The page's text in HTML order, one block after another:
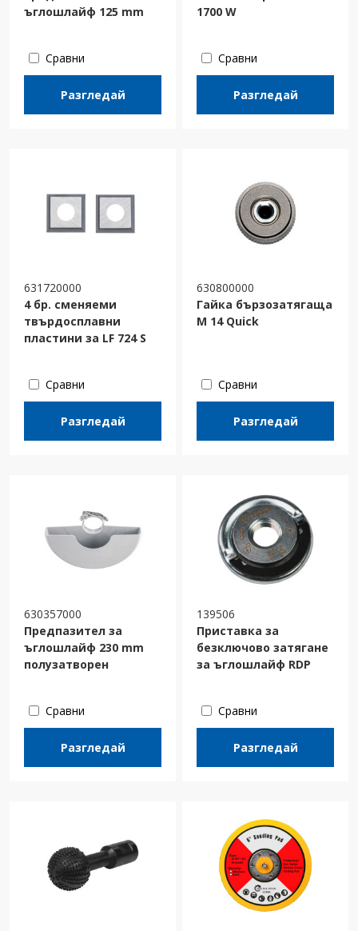
ъглошлайф 125 mm
Сравни
Разгледай
1700 W
Сравни
Разгледай
631720000
4 бр. сменяеми
твърдосплавни
пластини за LF 724 S
Сравни
Разгледай
630800000
Гайка бързозатягаща
M 14 Quick
Сравни
Разгледай
630357000
Предпазител за
ъглошлайф 230 mm
полузатворен
Сравни
Разгледай
139506
Приставка за
безключово затягане
за ъглошлайф RDP
Сравни
Разгледай